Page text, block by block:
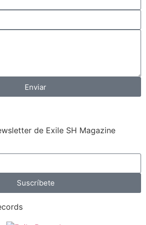
Enviar
de Exile SH Magazine
Suscríbete